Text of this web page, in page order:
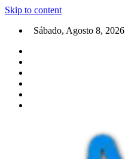
Skip to content
Sábado, Agosto 8, 2026